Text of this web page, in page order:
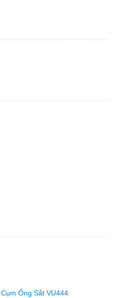
Cụm Ống Sắt VU444